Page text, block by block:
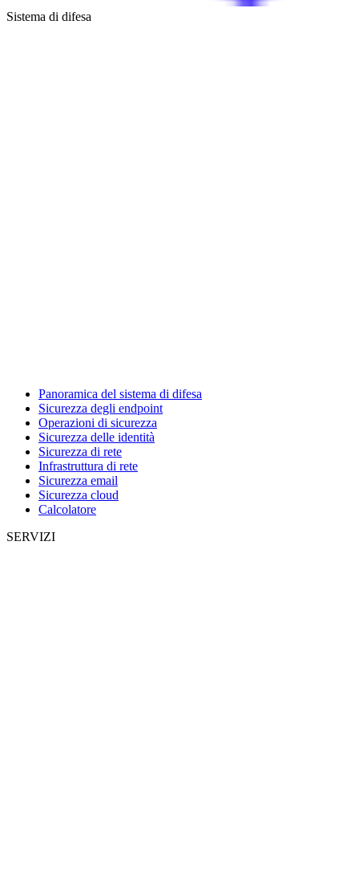
Sistema di difesa
Panoramica del sistema di difesa
Sicurezza degli endpoint
Operazioni di sicurezza
Sicurezza delle identità
Sicurezza di rete
Infrastruttura di rete
Sicurezza email
Sicurezza cloud
Calcolatore
SERVIZI